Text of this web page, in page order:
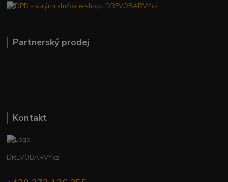
Partnerský prodej
Kontakt
DREVOBARVY.cz